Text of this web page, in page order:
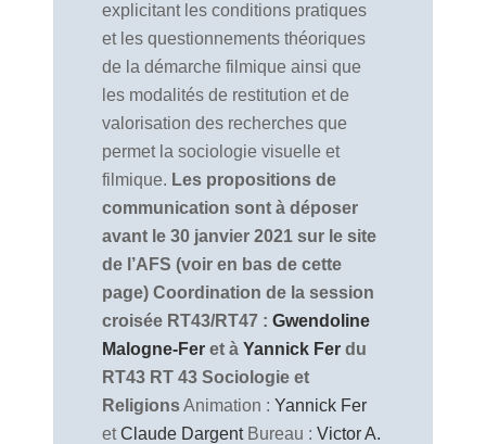
explicitant les conditions pratiques
et les questionnements théoriques
de la démarche filmique ainsi que
les modalités de restitution et de
valorisation des recherches que
permet la sociologie visuelle et
filmique. Les propositions de
communication sont à déposer
avant le 30 janvier 2021 sur le site
de l’AFS (voir en bas de cette
page) Coordination de la session
croisée RT43/RT47 : Gwendoline
Malogne-Fer et à Yannick Fer du
RT43 RT 43 Sociologie et
ReligionsAnimation : Yannick Fer
etClaude DargentBureau : Victor A.